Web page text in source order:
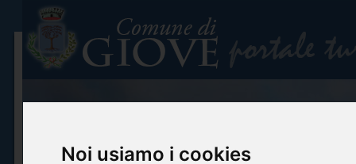
Noi usiamo i cookies